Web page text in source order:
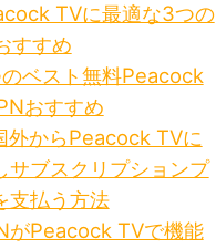
TVに最適な3つの
すすめ
ベスト無料Peacock
おすすめ
外からPeacock TVに
サブスクリプションプ
支払う方法
がPeacock TVで機能